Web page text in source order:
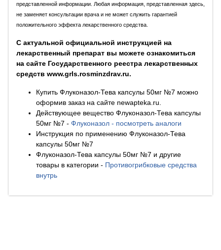
представленной информации. Любая информация, представленная здесь,
не заменяет консультации врача и не может служить гарантией
положительного эффекта лекарственного средства.
С актуальной официальной инструкцией на
лекарственный препарат вы можете ознакомиться
на сайте Государственного реестра лекарственных
средств www.grls.rosminzdrav.ru.
Купить Флуконазол-Тева капсулы 50мг №7 можно
оформив заказ на сайте newapteka.ru.
Действующее вещество Флуконазол-Тева капсулы
50мг №7 - Флуконазол - посмотреть аналоги
Инструкция по применению Флуконазол-Тева
капсулы 50мг №7
Флуконазол-Тева капсулы 50мг №7 и другие
товары в категории - Противогрибковые средства
внутрь